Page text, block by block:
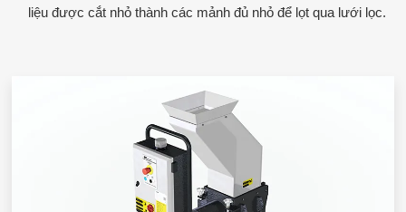
liệu được cắt nhỏ thành các mảnh đủ nhỏ để lọt qua lưới lọc.